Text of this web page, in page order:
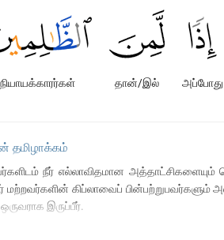
அப்போது
தான்/இல்
தமிழாக்கம்
நீர் எல்லாவிதமான
கிப்லாவைப் பின்பற்றுபவர்களும்
இருப்பீர்.